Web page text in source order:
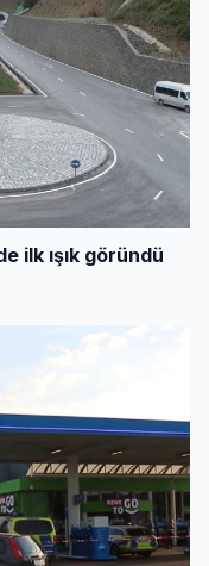
ilk ışık göründü